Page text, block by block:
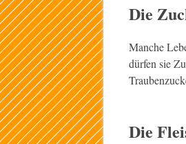
Die
Manche
dürfen sie
Die